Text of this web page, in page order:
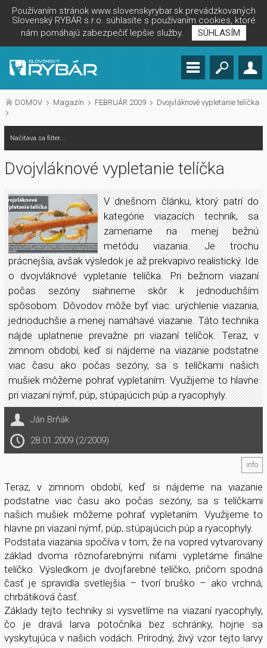
Používaním stránok www.slovenskyrybar.sk prevádzkovaných
Slovenský RYBÁR s.r.o. súhlasíte s používaním cookies, ktoré
nám pomáhajú zabezpečiť lepšie služby.
SÚHLASÍM
DOMOV Magazín FEBRUÁR 2009 Dvojvláknové vypletanie telíčka
Načítava sa filter...
Dvojvláknové vypletanie telíčka
V dnešnom článku, ktorý patrí do
kategórie viazacích techník, sa
zameriame na menej bežnú
metódu viazania. Je trochu
prácnejšia, avšak výsledok je až prekvapivo realistický. Ide
o dvojvláknové vypletanie telíčka. Pri bežnom viazaní
počas sezóny siahneme skôr k jednoduchším
spôsobom. Dôvodov môže byť viac: urýchlenie viazania,
jednoduchšie a menej namáhavé viazanie. Táto technika
nájde uplatnenie prevažne pri viazaní telíčok. Teraz, v
zimnom období, keď si nájdeme na viazanie podstatne
viac času ako počas sezóny, sa s telíčkami našich
mušiek môžeme pohrať vypletaním. Využijeme to hlavne
pri viazaní nýmf, púp, stúpajúcich púp a ryacophyly.
Ján Brňák
28.01.2009 (2/2009)
info
Teraz, v zimnom období, keď si nájdeme na viazanie
podstatne viac času ako počas sezóny, sa s telíčkami
našich mušiek môžeme pohrať vypletaním. Využijeme to
hlavne pri viazaní nýmf, púp, stúpajúcich púp a ryacophyly.
Podstata viazania spočíva v tom, že na vopred vytvarovaný
základ dvoma rôznofarebnými niťami vypletáme finálne
telíčko. Výsledkom je dvojfarebné telíčko, pričom spodná
časť je spravidla svetlejšia – tvorí bruško – ako vrchná,
chrbátiková časť.
Základy tejto techniky si vysvetlíme na viazaní ryacophyly,
čo je dravá larva potočníka bez schránky, hojne sa
vyskytujúca v našich vodách. Prírodný, živý vzor tejto larvy